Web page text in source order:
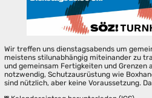
Wir treffen uns dienstagsabends um
meistens stilunabhängig miteinander zu
und gemeinsam Fertigkeiten und Grenzen
notzwendig, Schutzausrüstung wie
sind nützlich, aber keine Voraussetzung.